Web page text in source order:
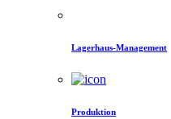
Lagerhaus-Management
Produktion